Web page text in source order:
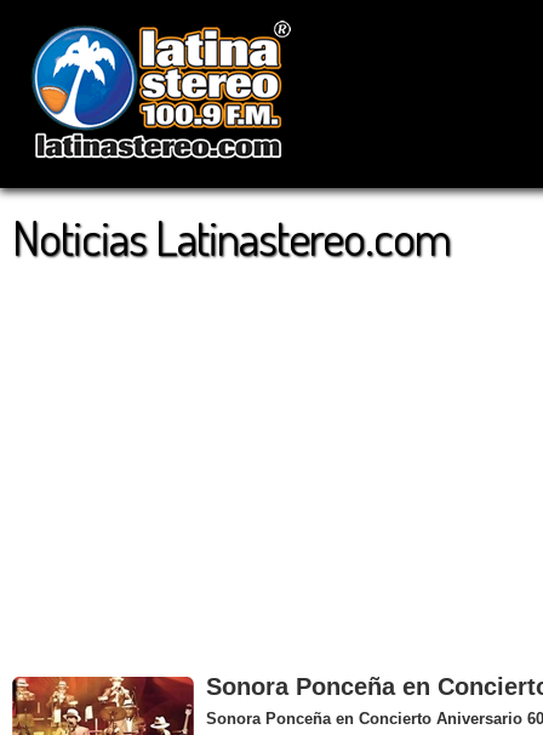
Noticias Latinastereo.com
Sonora Ponceña en
Sonora Ponceña en Concierto Aniversario 60